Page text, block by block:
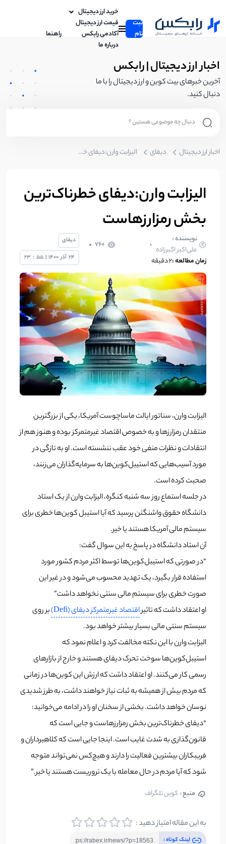
ثبت
نام
خرید ارز دیجیتال
قیمت ارز دیجیتال
آکادمی رابکس
راهنما
درباره ما
اخبار ارز دیجیتال | رابکس
آخرین خبرهای بیت کوین و ارز دیجیتال را با ما
دنبال کنید.
اخبار ارز دیجیتال دیفای الیزابت وارن:دیفای خطرناک‌ترین بخش رمزارزهاست
الیزابت وارن:دیفای خطرناک‌ترین
بخش رمزارزهاست
نویسنده :
علی‌اکبر اکبرزاده
760
زمان مطالعه :۲ دقیقه
دیفای
24 آذر 1400
|
55
:
23
الیزابت وارن، سناتور ایالت ماساچوست آمریکا، یکی از بزرگترین
منتقدان رمزارزهاو به خصوص اقتصاد غیرمتمرکز بوده و هنوز هم از
انتقادات و نظرات منفی خود عقب ننشسته است. او به تازگی در
مورد آسیب‌هایی که استیبل‌کوین‌ها به سرمایه‌گذاران می‌زنند،
صحبت کرده است.
در جلسه استماع روز سه شنبه کنگره، الیزابت وارن از یک استاد
دانشگاه حقوق واشنگتن پرسید که آیا استیبل کوین‌ها خطری برای
سیستم مالی آمریکا هستند یا خیر.
آن استاد دانشگاه در پاسخ به این سوال گفت:
“در صورتی که استیبل‌کوین‌ها توسط اکثر مردم کشور مورد
استفاده قرار بگیرد، یک تهدید محسوب می‌شود و در غیر این
صورت خطری برای سیستم مالی سنتی نخواهد داشت”
او اعتقاد داشت که تاثیراقتصاد غیرمتمرکز دیفای (Defi)
بر روی
سیستم سنتی مالی بسیار بیشتر خواهد بود.
البزابت وارن با این نکته مخالفت کرد و اعلام نمود که
استیبل‌کوین‌ها سوخت تحرک دیفای هستند و خارج از بازارهای
رسمی کار می‌کنند. او اعتقاد داشت که ارزش این کوین‌ها در زمانی
که مردم بیش از همیشه به ثبات نیاز خواهند داشت، به طرز شدیدی
نوسان خواهد داشت. بخشی از سخنان او را در ادامه می‌خوانید:
“دیفای خطرناک‌ترین بخش رمزارزهاست و جایی است که
قانون‌گذاری به شدت غایب است. اینجا جایی است که کلاهبرداران و
فریبکاران بیشترین فعالیت را دارند و هیچ‌کس نمی‌تواند متوجه
شود که آیا مردم در حال معامله با یک تروریست هستند یا خیر.”
منبع : کوین تلگراف
به این مقاله امتیاز دهید :
لینک کوتاه :